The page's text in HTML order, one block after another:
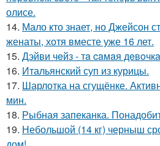
олисе.
14. Мало кто знает, но Джейсон
женаты, хотя вместе уже 16 лет.
15. Дэйви чeйз - тa caмaя
16. Итальянский суп из курицы.
17. Шарлотка на сгущёнке.
мин.
18. Рыбная запеканка.
19. Небольшой (14 кг) черныш